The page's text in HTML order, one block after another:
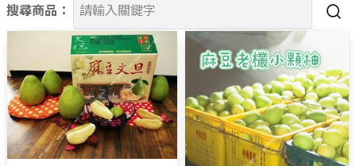
果乾、點心
果醬、蜂蜜
咖啡
花果茶飲
加工飲品
花卉
加工生活用品
搜尋商品：